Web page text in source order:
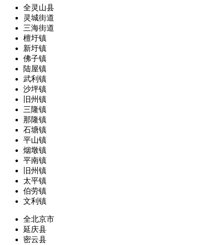
全灵山县
灵城街道
三海街道
檀圩镇
新圩镇
佛子镇
陆屋镇
武利镇
沙坪镇
旧州镇
三隆镇
那隆镇
石塘镇
平山镇
烟墩镇
平南镇
旧州镇
太平镇
伯劳镇
文利镇
全北京市
延庆县
密云县